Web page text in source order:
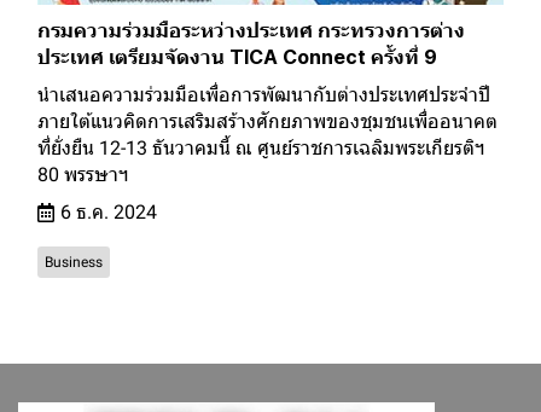
กรมความร่วมมือระหว่างประเทศ กระทรวงการต่าง
ประเทศ เตรียมจัดงาน TICA Connect ครั้งที่ 9
นำเสนอความร่วมมือเพื่อการพัฒนากับต่างประเทศประจำปี
ภายใต้แนวคิดการเสริมสร้างศักยภาพของชุมชนเพื่ออนาคต
ที่ยั่งยืน 12-13 ธันวาคมนี้ ณ ศูนย์ราชการเฉลิมพระเกียรติฯ
80 พรรษาฯ
6 ธ.ค. 2024
Business